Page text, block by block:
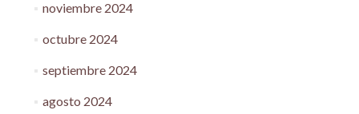
noviembre 2024
octubre 2024
septiembre 2024
agosto 2024